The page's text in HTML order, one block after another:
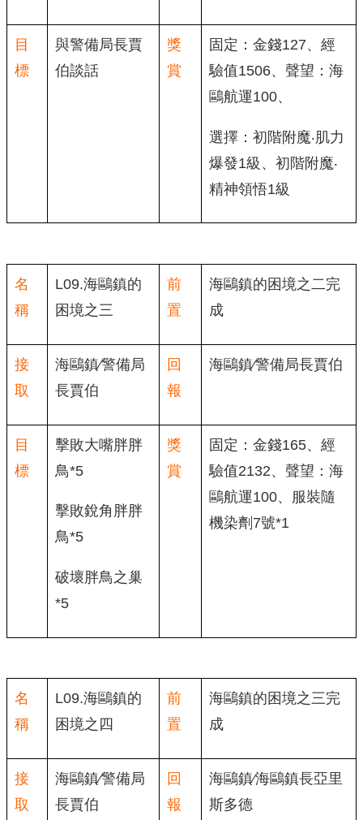
目
標
與警備局長賈
伯談話
獎
賞
固定：金錢127、經
驗值1506、聲望：海
鷗航運100、
選擇：初階附魔‧肌力
爆發1級、初階附魔‧
精神領悟1級
名
稱
L09.海鷗鎮的
困境之三
前
置
海鷗鎮的困境之二完
成
接
取
海鷗鎮∕警備局
長賈伯
回
報
海鷗鎮∕警備局長賈伯
目
標
擊敗大嘴胖胖
鳥*5
擊敗銳角胖胖
鳥*5
破壞胖鳥之巢
*5
獎
賞
固定：金錢165、經
驗值2132、聲望：海
鷗航運100、服裝隨
機染劑7號*1
名
稱
L09.海鷗鎮的
困境之四
前
置
海鷗鎮的困境之三完
成
接
取
海鷗鎮∕警備局
長賈伯
回
報
海鷗鎮∕海鷗鎮長亞里
斯多德